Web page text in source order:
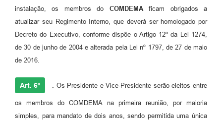
instalação, os membros do COMDEMAficam obrigados a
atualizar seu Regimento Interno, que deverá ser homologado por
Decreto do Executivo, conforme dispõe o Artigo 12º da Lei 1274,
de 30 de junho de 2004 e alterada pela Lei nº 1797, de 27 de maio
de 2016.
Art. 6º . Os Presidente e Vice-Presidente serão eleitos entre
os membros do COMDEMA na primeira reunião, por maioria
simples, para mandato de dois anos, sendo permitida uma única